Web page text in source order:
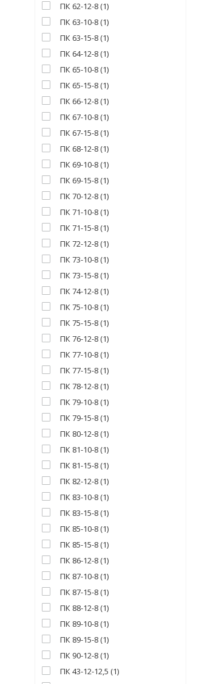
ПК 62-12-8 (1)
ПК 63-10-8 (1)
ПК 63-15-8 (1)
ПК 64-12-8 (1)
ПК 65-10-8 (1)
ПК 65-15-8 (1)
ПК 66-12-8 (1)
ПК 67-10-8 (1)
ПК 67-15-8 (1)
ПК 68-12-8 (1)
ПК 69-10-8 (1)
ПК 69-15-8 (1)
ПК 70-12-8 (1)
ПК 71-10-8 (1)
ПК 71-15-8 (1)
ПК 72-12-8 (1)
ПК 73-10-8 (1)
ПК 73-15-8 (1)
ПК 74-12-8 (1)
ПК 75-10-8 (1)
ПК 75-15-8 (1)
ПК 76-12-8 (1)
ПК 77-10-8 (1)
ПК 77-15-8 (1)
ПК 78-12-8 (1)
ПК 79-10-8 (1)
ПК 79-15-8 (1)
ПК 80-12-8 (1)
ПК 81-10-8 (1)
ПК 81-15-8 (1)
ПК 82-12-8 (1)
ПК 83-10-8 (1)
ПК 83-15-8 (1)
ПК 85-10-8 (1)
ПК 85-15-8 (1)
ПК 86-12-8 (1)
ПК 87-10-8 (1)
ПК 87-15-8 (1)
ПК 88-12-8 (1)
ПК 89-10-8 (1)
ПК 89-15-8 (1)
ПК 90-12-8 (1)
ПК 43-12-12,5 (1)